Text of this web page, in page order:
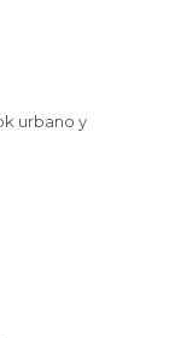
urbano y